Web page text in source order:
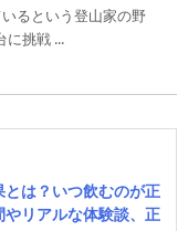
るという登山家の野
に挑戦 ...
は？いつ飲むのが正
リアルな体験談、正